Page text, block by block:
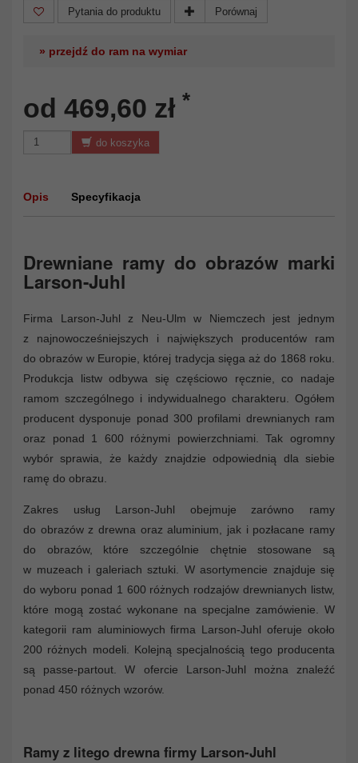
Pytania do produktu Porównaj
» przejdź do ram na wymiar
od 469,60 zł *
do koszyka
Opis Specyfikacja
Drewniane ramy do obrazów marki
Larson-Juhl
Firma Larson-Juhl z Neu-Ulm w Niemczech jest jednym
z najnowocześniejszych i największych producentów ram
do obrazów w Europie, której tradycja sięga aż do 1868 roku.
Produkcja listw odbywa się częściowo ręcznie, co nadaje
ramom szczególnego i indywidualnego charakteru. Ogółem
producent dysponuje ponad 300 profilami drewnianych ram
oraz ponad 1 600 różnymi powierzchniami. Tak ogromny
wybór sprawia, że każdy znajdzie odpowiednią dla siebie
ramę do obrazu.
Zakres usług Larson-Juhl obejmuje zarówno ramy
do obrazów z drewna oraz aluminium, jak i pozłacane ramy
do obrazów, które szczególnie chętnie stosowane są
w muzeach i galeriach sztuki. W asortymencie znajduje się
do wyboru ponad 1 600 różnych rodzajów drewnianych listw,
które mogą zostać wykonane na specjalne zamówienie. W
kategorii ram aluminiowych firma Larson-Juhl oferuje około
200 różnych modeli. Kolejną specjalnością tego producenta
są passe-partout. W ofercie Larson-Juhl można znaleźć
ponad 450 różnych wzorów.
Ramy z litego drewna firmy Larson-Juhl